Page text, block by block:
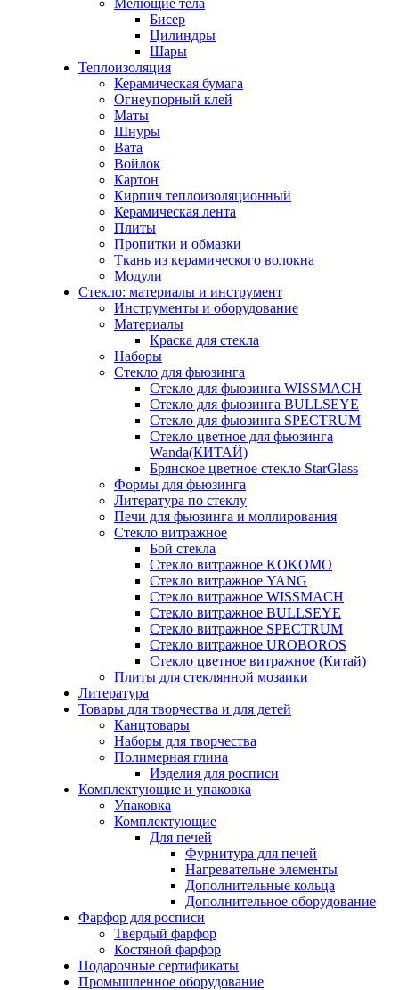
Мелющие тела
Бисер
Цилиндры
Шары
Теплоизоляция
Керамическая бумага
Огнеупорный клей
Маты
Шнуры
Вата
Войлок
Картон
Кирпич теплоизоляционный
Керамическая лента
Плиты
Пропитки и обмазки
Ткань из керамического волокна
Модули
Стекло: материалы и инструмент
Инструменты и оборудование
Материалы
Краска для стекла
Наборы
Стекло для фьюзинга
Стекло для фьюзинга WISSMACH
Стекло для фьюзинга BULLSEYE
Стекло для фьюзинга SPECTRUM
Стекло цветное для фьюзинга
Wanda(КИТАЙ)
Брянское цветное стекло StarGlass
Формы для фьюзинга
Литература по стеклу
Печи для фьюзинга и моллирования
Стекло витражное
Бой стекла
Стекло витражное KOKOMO
Стекло витражное YANG
Стекло витражное WISSMACH
Стекло витражное BULLSEYE
Стекло витражное SPECTRUM
Стекло витражное UROBOROS
Стекло цветное витражное (Китай)
Плиты для стеклянной мозаики
Литература
Товары для творчества и для детей
Канцтовары
Наборы для творчества
Полимерная глина
Изделия для росписи
Комплектующие и упаковка
Упаковка
Комплектующие
Для печей
Фурнитура для печей
Нагревательне элементы
Дополнительные кольца
Дополнительное оборудование
Фарфор для росписи
Твердый фарфор
Костяной фарфор
Подарочные сертификаты
Промышленное оборудование